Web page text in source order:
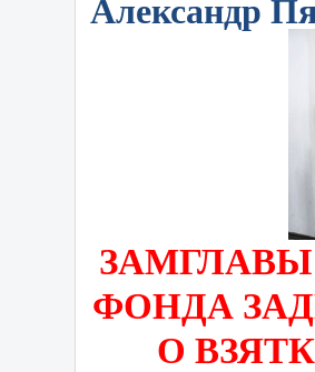
Александр
ФОНДА
О